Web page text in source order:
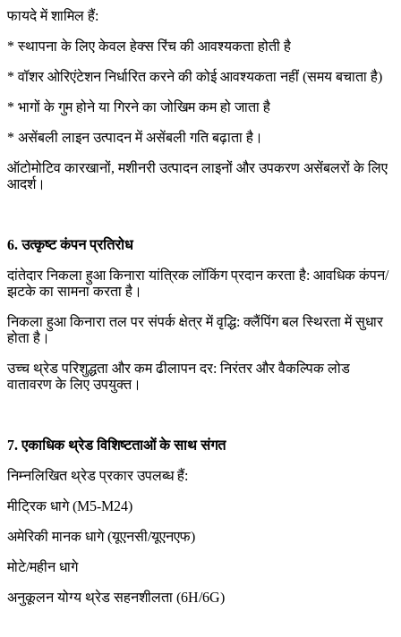
फायदे में शामिल हैं:
* स्थापना के लिए केवल हेक्स रिंच की आवश्यकता होती है
* वॉशर ओरिएंटेशन निर्धारित करने की कोई आवश्यकता नहीं (समय बचाता है)
* भागों के गुम होने या गिरने का जोखिम कम हो जाता है
* असेंबली लाइन उत्पादन में असेंबली गति बढ़ाता है।
ऑटोमोटिव कारखानों, मशीनरी उत्पादन लाइनों और उपकरण असेंबलरों के लिए
आदर्श।
6. उत्कृष्ट कंपन प्रतिरोध
दांतेदार निकला हुआ किनारा यांत्रिक लॉकिंग प्रदान करता है: आवधिक कंपन/
झटके का सामना करता है।
निकला हुआ किनारा तल पर संपर्क क्षेत्र में वृद्धि: क्लैंपिंग बल स्थिरता में सुधार
होता है।
उच्च थ्रेड परिशुद्धता और कम ढीलापन दर: निरंतर और वैकल्पिक लोड
वातावरण के लिए उपयुक्त।
7. एकाधिक थ्रेड विशिष्टताओं के साथ संगत
निम्नलिखित थ्रेड प्रकार उपलब्ध हैं:
मीट्रिक धागे (M5-M24)
अमेरिकी मानक धागे (यूएनसी/यूएनएफ)
मोटे/महीन धागे
अनुकूलन योग्य थ्रेड सहनशीलता (6H/6G)